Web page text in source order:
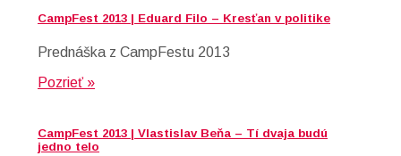
CampFest 2013 | Eduard Filo – Kresťan v politike
Prednáška z CampFestu 2013
Pozrieť »
CampFest 2013 | Vlastislav Beňa – Tí dvaja budú
jedno telo